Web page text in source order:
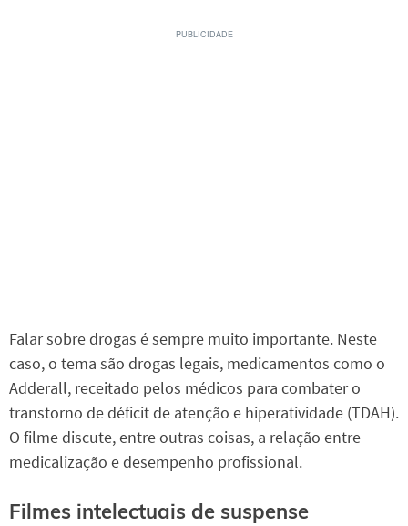
Falar sobre drogas é sempre muito importante. Neste
caso, o tema são drogas legais, medicamentos como o
Adderall, receitado pelos médicos para combater o
transtorno de déficit de atenção e hiperatividade (TDAH).
O filme discute, entre outras coisas, a relação entre
medicalização e desempenho profissional.
Filmes intelectuais de suspense